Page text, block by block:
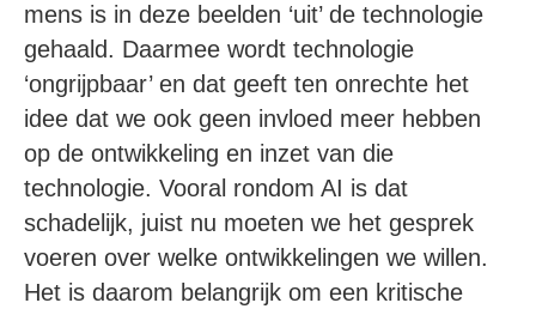
mens is in deze beelden ‘uit’ de technologie
gehaald. Daarmee wordt technologie
‘ongrijpbaar’ en dat geeft ten onrechte het
idee dat we ook geen invloed meer hebben
op de ontwikkeling en inzet van die
technologie. Vooral rondom AI is dat
schadelijk, juist nu moeten we het gesprek
voeren over welke ontwikkelingen we willen.
Het is daarom belangrijk om een kritische